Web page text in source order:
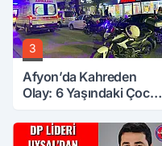
3
Afyon’da Kahreden
Olay: 6 Yaşındaki Çocuk